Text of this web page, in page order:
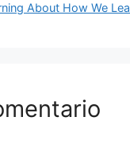
About How We